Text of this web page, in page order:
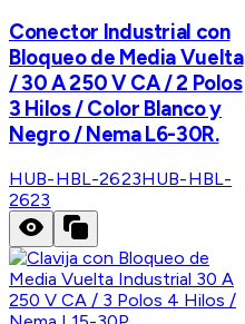
Conector Industrial con
Bloqueo de Media Vuelta
/ 30 A 250 V CA / 2 Polos
3 Hilos / Color Blanco y
Negro / Nema L6-30R.
HUB-HBL-2623HUB-HBL-
2623